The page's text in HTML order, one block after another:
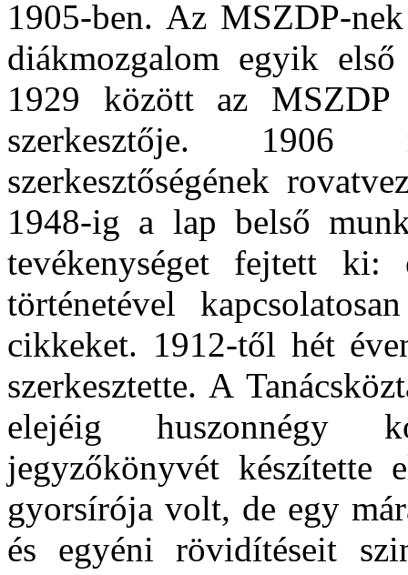
1905-ben. Az MSZDP-
diákmozgalom egyik
1929 között az MSZDP
szerkesztője.
szerkesztőségének
1948-ig a lap belső
tevékenységet fejtett ki:
történetével
cikkeket. 1912-től hét
szerkesztette. A
elejéig huszonnégy
jegyzőkönyvét készítette
gyorsírója volt, de egy
és egyéni rövidítéseit